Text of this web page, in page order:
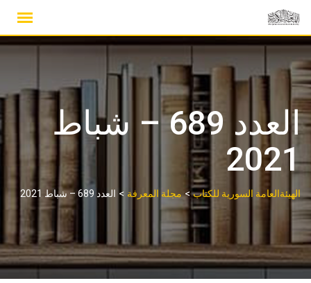
content
العدد 689 – شباط
2021
الهيئةالعامة السورية للكتاب>مجلة المعرفة > العدد 689 – شباط 2021